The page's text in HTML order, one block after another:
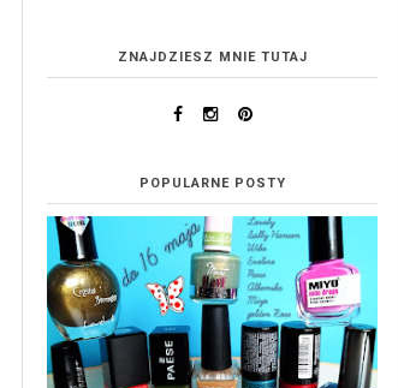
ZNAJDZIESZ MNIE TUTAJ
POPULARNE POSTY